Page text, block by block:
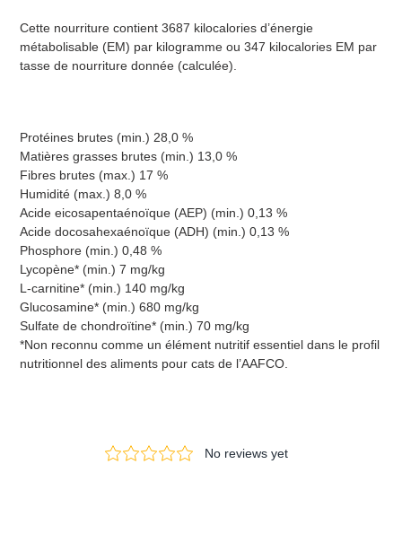
Cette nourriture contient 3687 kilocalories d’énergie
métabolisable (EM) par kilogramme ou 347 kilocalories EM par
tasse de nourriture donnée (calculée).
Protéines brutes (min.) 28,0 %
Matières grasses brutes (min.) 13,0 %
Fibres brutes (max.) 17 %
Humidité (max.) 8,0 %
Acide eicosapentaénoïque (AEP) (min.) 0,13 %
Acide docosahexaénoïque (ADH) (min.) 0,13 %
Phosphore (min.) 0,48 %
Lycopène* (min.) 7 mg/kg
L-carnitine* (min.) 140 mg/kg
Glucosamine* (min.) 680 mg/kg
Sulfate de chondroïtine* (min.) 70 mg/kg
*Non reconnu comme un élément nutritif essentiel dans le profil
nutritionnel des aliments pour cats de l’AAFCO.